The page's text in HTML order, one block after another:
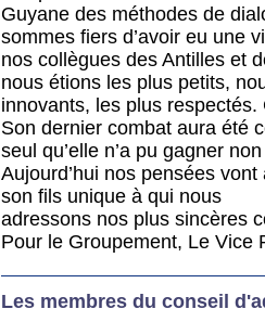
Guyane des méthodes de
sommes fiers d’avoir eu une
nos collègues des Antilles et
nous étions les plus petits,
innovants, les plus
Son dernier combat aura été
seul qu’elle n’a pu gagner
Aujourd’hui nos pensées
son fils unique à qui nous
adressons nos plus sincères
Pour le Groupement, Le Vice
Les membres du conseil